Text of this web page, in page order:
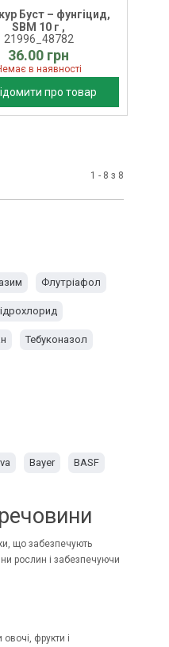
Буст – фунгіцид,
SBM 10 г ,
21996_48782
36.00 грн
в наявності
про товар
1 - 8 з 8
Флутріафол
Тебуконазол
Bayer BASF
що забезпечують
рослин і забезпечуючи
фрукти і